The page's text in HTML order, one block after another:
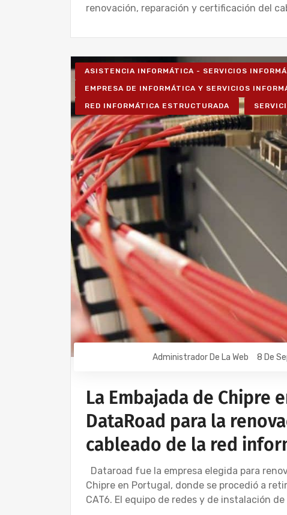
renovación, reparación y certificación del
ASISTENCIA INFORMÁTICA - SERVICIOS
EMPRESA DE INFORMÁTICA Y SERVICIOS
RED INFORMÁTICA ESTRUCTURADA
Administrador De La Web 8 De
La Embajada de Chipre
DataRoad para la
cableado de la red
Dataroad fue la empresa elegida para
Chipre en Portugal, donde se procedió a
CAT6. El equipo de redes y de instalación